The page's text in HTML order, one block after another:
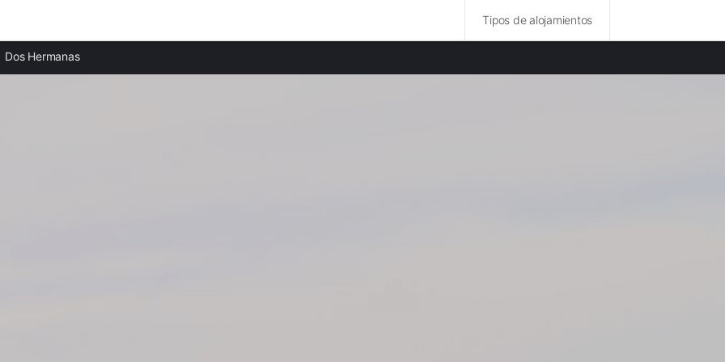
Tipos de alojamientos
Casas rurales en Alcalá de Guadaíra
Casas rurales en Sevilla
Dos Hermanas